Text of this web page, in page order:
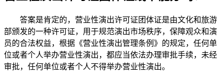
答案是肯定的，营业性演出许可证团体证是由文化和旅游
部颁发的一种许可证，用于规范演出市场秩序，保障观众和演
员的合法权益，根据《营业性演出管理条例》的规定，任何单
位或者个人举办营业性演出，都应当依法办理审批手续，未经
审批，任何单位或者个人不得举办营业性演出。